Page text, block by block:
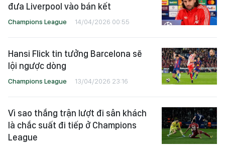
đưa Liverpool vào bán kết
Champions League 14/04/2026 00:55
Hansi Flick tin tưởng Barcelona sẽ
lội ngược dòng
Champions League 13/04/2026 23:16
Vì sao thắng trận lượt đi sân khách
là chắc suất đi tiếp ở Champions
League